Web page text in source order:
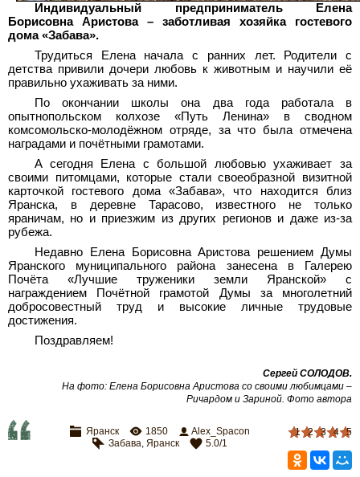
Индивидуальный предприниматель Елена
Борисовна Аристова – заботливая хозяйка гостевого
дома «Забава».
Трудиться Елена начала с ранних лет. Родители с
детства привили дочери любовь к животным и научили её
правильно ухаживать за ними.
По окончании школы она два года работала в
опытнопольском колхозе «Путь Ленина» в сводном
комсомольско-молодёжном отряде, за что была отмечена
наградами и почётными грамотами.
A сегодня Елена с большой любовью ухаживает за
своими питомцами, которые стали своеобразной визитной
карточкой гостевого дома «Забава», что находится близ
Яранска, в деревне Тарасово, известного не только
яраничам, но и приезжим из других регионов и даже из-за
рубежа.
Недавно Елена Борисовна Аристова решением Думы
Яранского муниципального района занесена в Галерею
Почёта «Лучшие труженики земли Яранской» с
награждением Почётной грамотой Думы за многолетний
добросовестный труд и высокие личные трудовые
достижения.
Поздравляем!
Сергей СОЛОДОВ.
На фото: Елена Борисовна Аристова со своими любимцами –
Ричардом и Зариной. Фото автора
1 2 3 4 5
Яранск 1850
Alex_Spacon
Забава, Яранск 5.0/1